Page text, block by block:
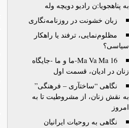
به پناهجویا:ن رادیو دویچه وله
زبان خشونت در روزنامه‌نگاری
مظلوم‌نمایی، ترفند یا راهکار
سیاسی؟
Ma Va Ma 16-ما و ما -جایگاه‌
زنان در ادیان، قسمت اول
نگاهی “ساختآری – فرهنگی”
به نقش زنان، از مشروطیت تا به
امروز
نگاهی به روحیات ایرانیان